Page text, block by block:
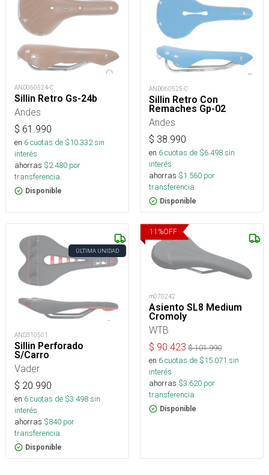
AND060524-C
Sillin Retro Gs-24b
Andes
$ 61.990
en 6cuotas de $10.332sin
interés
ahorras $2.480 por
transferencia.
Disponible
AND060525-C
Sillin Retro Con
Remaches Gp-02
Andes
$ 38.990
en 6cuotas de $6.498sin
interés
ahorras $1.560 por
transferencia.
Disponible
ÚLTIMA UNIDAD
AND310501
Sillin Perforado
S/Carro
Vader
$ 20.990
en 6cuotas de $3.498sin
interés
ahorras $840 por
transferencia.
Disponible
11 %OFF
m070242
Asiento SL8 Medium
Cromoly
WTB
$ 90.423 $101.990
en 6cuotas de $15.071 sin
interés
ahorras $3.620 por
transferencia.
Disponible